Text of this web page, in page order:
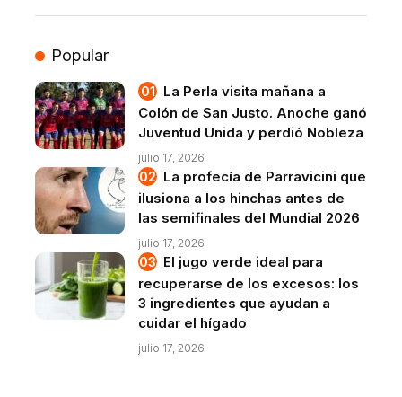
Popular
La Perla visita mañana a
Colón de San Justo. Anoche ganó
Juventud Unida y perdió Nobleza
julio 17, 2026
La profecía de Parravicini que
ilusiona a los hinchas antes de
las semifinales del Mundial 2026
julio 17, 2026
El jugo verde ideal para
recuperarse de los excesos: los
3 ingredientes que ayudan a
cuidar el hígado
julio 17, 2026